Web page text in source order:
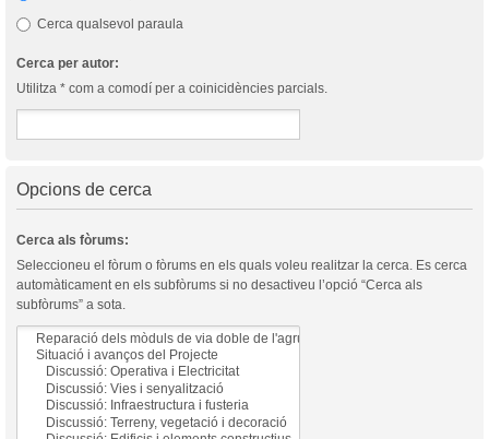
Cerca qualsevol paraula
Cerca per autor:
Utilitza * com a comodí per a coinicidències parcials.
Opcions de cerca
Cerca als fòrums:
Seleccioneu el fòrum o fòrums en els quals voleu realitzar la cerca. Es cerca
automàticament en els subfòrums si no desactiveu l’opció “Cerca als
subfòrums” a sota.